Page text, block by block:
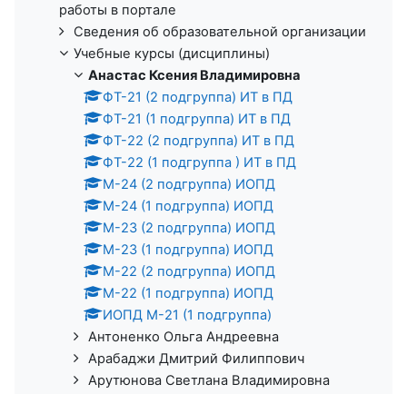
работы в портале
Сведения об образовательной организации
Учебные курсы (дисциплины)
Анастас Ксения Владимировна
ФТ-21 (2 подгруппа) ИТ в ПД
ФТ-21 (1 подгруппа) ИТ в ПД
ФТ-22 (2 подгруппа) ИТ в ПД
ФТ-22 (1 подгруппа ) ИТ в ПД
М-24 (2 подгруппа) ИОПД
М-24 (1 подгруппа) ИОПД
М-23 (2 подгруппа) ИОПД
М-23 (1 подгруппа) ИОПД
М-22 (2 подгруппа) ИОПД
М-22 (1 подгруппа) ИОПД
ИОПД М-21 (1 подгруппа)
Антоненко Ольга Андреевна
Арабаджи Дмитрий Филиппович
Арутюнова Светлана Владимировна